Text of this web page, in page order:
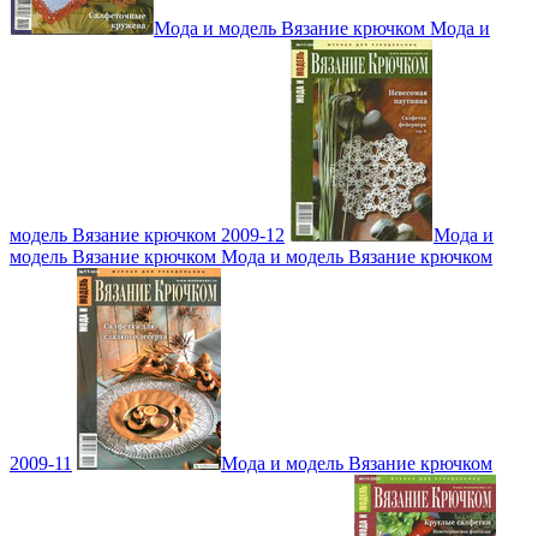
Мода и модель Вязание крючком Мода и
модель Вязание крючком 2009-12
Мода и
модель Вязание крючком Мода и модель Вязание крючком
2009-11 Мода и модель Вязание крючком